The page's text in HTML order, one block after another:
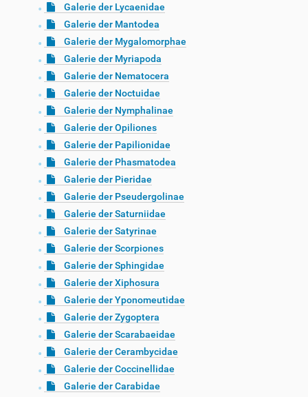
Galerie der Lycaenidae
Galerie der Mantodea
Galerie der Mygalomorphae
Galerie der Myriapoda
Galerie der Nematocera
Galerie der Noctuidae
Galerie der Nymphalinae
Galerie der Opiliones
Galerie der Papilionidae
Galerie der Phasmatodea
Galerie der Pieridae
Galerie der Pseudergolinae
Galerie der Saturniidae
Galerie der Satyrinae
Galerie der Scorpiones
Galerie der Sphingidae
Galerie der Xiphosura
Galerie der Yponomeutidae
Galerie der Zygoptera
Galerie der Scarabaeidae
Galerie der Cerambycidae
Galerie der Coccinellidae
Galerie der Carabidae